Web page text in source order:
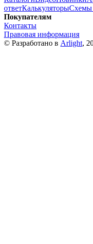
ответКалькуляторыСхемы
Покупателям
Контакты
Правовая информация
© Разработано в Arlight,